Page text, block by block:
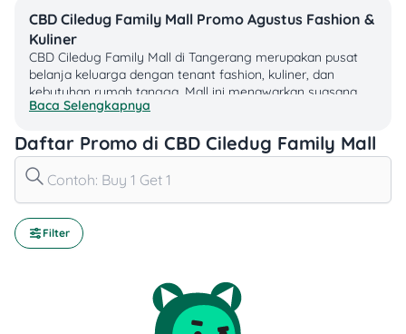
CBD Ciledug Family Mall Promo Agustus Fashion &
Kuliner
CBD Ciledug Family Mall di Tangerang merupakan pusat
belanja keluarga dengan tenant fashion, kuliner, dan
kebutuhan rumah tangga. Mall ini menawarkan suasana
praktis dan nyaman untuk berbelanja.
Daftar Promo Aktif CBD Ciledug Family Mall Bulan
Agustus 2026
Fasilitas meliputi area parkir luas, mushola, ruang laktasi,
dan Wi-Fi gratis. Mall ini dapat dijangkau dari jalur utama
Ciledug Raya, transportasi umum, serta kendaraan pribadi
melalui akses tol.
Metode Pembayaran
Update promo CBD Ciledug Family Mall Agustus 2026
mencakup diskon tenant fashion, cashback transaksi
Baca Selengkapnya
Daftar Promo di CBD Ciledug Family Mall
Filter